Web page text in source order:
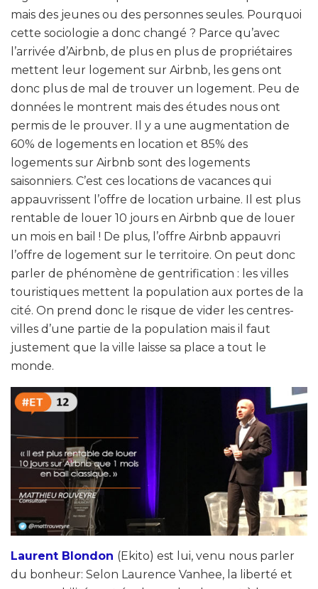
mais des jeunes ou des personnes seules. Pourquoi
cette sociologie a donc changé ? Parce qu’avec
l’arrivée d’Airbnb, de plus en plus de propriétaires
mettent leur logement sur Airbnb, les gens ont
donc plus de mal de trouver un logement. Peu de
données le montrent mais des études nous ont
permis de le prouver. Il y a une augmentation de
60% de logements en location et 85% des
logements sur Airbnb sont des logements
saisonniers. C’est ces locations de vacances qui
appauvrissent l’offre de location urbaine. Il est plus
rentable de louer 10 jours en Airbnb que de louer
un mois en bail ! De plus, l’offre Airbnb appauvri
l’offre de logement sur le territoire. On peut donc
parler de phénomène de gentrification : les villes
touristiques mettent la population aux portes de la
cité. On prend donc le risque de vider les centres-
villes d’une partie de la population mais il faut
justement que la ville laisse sa place a tout le
monde.
Laurent Blondon (Ekito) est lui, venu nous parler
du bonheur: Selon Laurence Vanhee, la liberté et